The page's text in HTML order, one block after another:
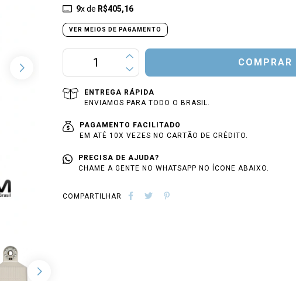
9x de R$405,16
VER MEIOS DE PAGAMENTO
ENTREGA RÁPIDA
ENVIAMOS PARA TODO O BRASIL.
PAGAMENTO FACILITADO
EM ATÉ 10X VEZES NO CARTÃO DE CRÉDITO.
PRECISA DE AJUDA?
CHAME A GENTE NO WHATSAPP NO ÍCONE ABAIXO.
COMPARTILHAR